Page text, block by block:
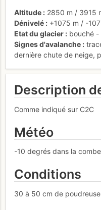
Altitude 2850 m / 3915
Dénivelé
+1075 m / -
Etat du glacier
bouché -
Signes d'avalanche
dernière chute de neige,
Description
Comme indiqué sur C2C
Météo
-10 degrés dans la
Conditions
30 à 50 cm de